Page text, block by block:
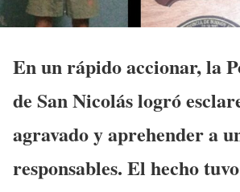
En un rápido accionar, la
de San Nicolás logró
agravado y aprehender a
responsables. El hecho